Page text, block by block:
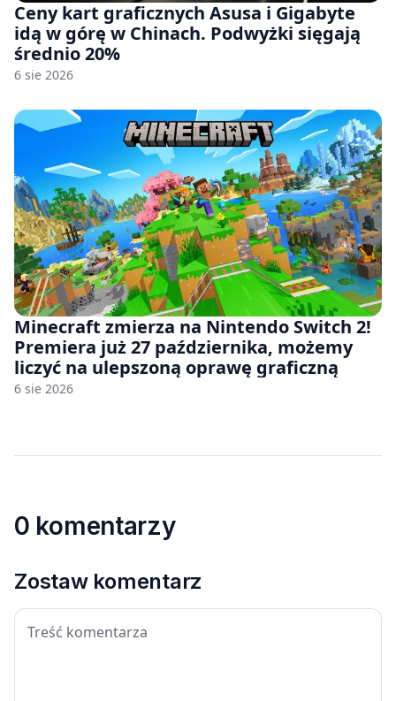
Ceny kart graficznych Asusa i Gigabyte
idą w górę w Chinach. Podwyżki sięgają
średnio 20%
6 sie 2026
Minecraft zmierza na Nintendo Switch 2!
Premiera już 27 października, możemy
liczyć na ulepszoną oprawę graficzną
6 sie 2026
0 komentarzy
Zostaw komentarz